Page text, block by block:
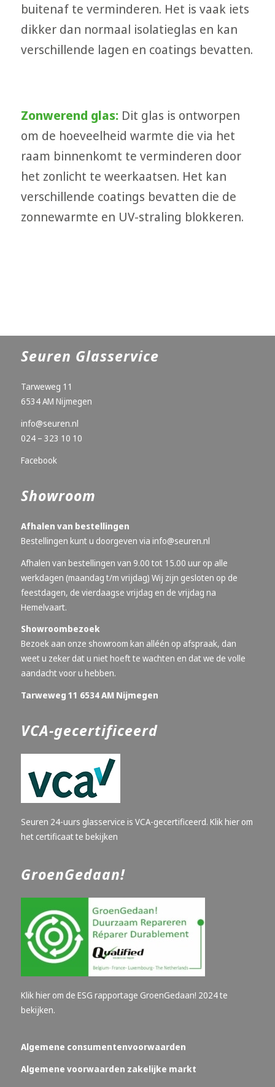
buitenaf te verminderen. Het is vaak iets
dikker dan normaal isolatieglas en kan
verschillende lagen en coatings bevatten.
Zonwerend glas:Dit glas is ontworpen
om de hoeveelheid warmte die via het
raam binnenkomt te verminderen door
het zonlicht te weerkaatsen. Het kan
verschillende coatings bevatten die de
zonnewarmte en UV-straling blokkeren.
Seuren Glasservice
Tarweweg 11
6534 AM Nijmegen
info@seuren.nl
024 – 323 10 10
Facebook
Showroom
Afhalen van bestellingen
Bestellingen kunt u doorgeven via info@seuren.nl
Afhalen van bestellingen van 9.00 tot 15.00 uur op alle
werkdagen (maandag t/m vrijdag) Wij zijn gesloten op de
feestdagen, de vierdaagse vrijdag en de vrijdag na
Hemelvaart.
Showroombezoek
Bezoek aan onze showroom kan alléén op afspraak, dan
weet u zeker dat u niet hoeft te wachten en dat we de volle
aandacht voor u hebben.
Tarweweg 11 6534 AM Nijmegen
VCA-gecertificeerd
Seuren 24-uurs glasservice is VCA-gecertificeerd. Klik hier om
het certificaat te bekijken
GroenGedaan!
Klik hier om de ESG rapportage GroenGedaan! 2024 te
bekijken.
Algemene consumentenvoorwaarden
Algemene voorwaarden zakelijke markt